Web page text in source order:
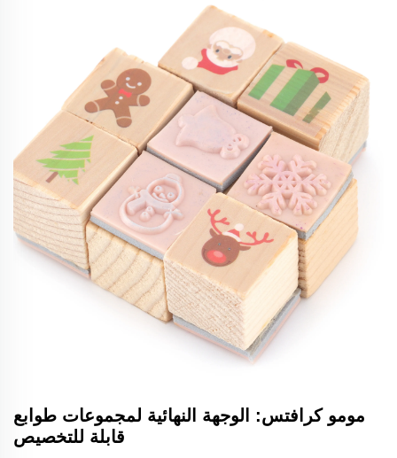
مومو كرافتس: الوجهة النهائية لمجموعات طوابع
قابلة للتخصيص